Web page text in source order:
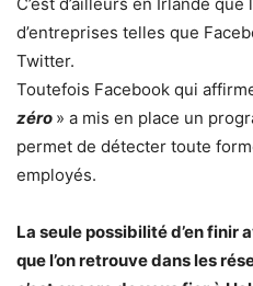
d’entreprises telles que
Twitter.
Toutefois Facebook qui
zéro » a mis en place un
permet de détecter toute
employés.
La seule possibilité d’en finir
que l’on retrouve dans les